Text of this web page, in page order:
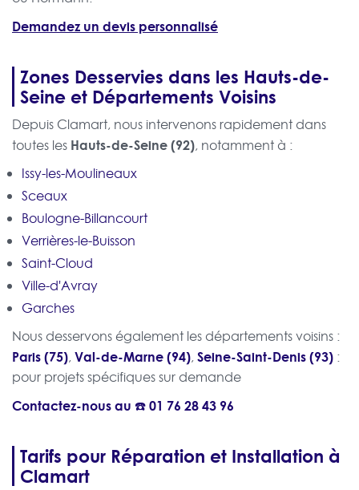
Demandez un devis personnalisé
Zones Desservies dans les Hauts-de-
Seine et Départements Voisins
Depuis Clamart, nous intervenons rapidement dans
toutes les Hauts-de-Seine (92), notamment à :
Issy-les-Moulineaux
Sceaux
Boulogne-Billancourt
Verrières-le-Buisson
Saint-Cloud
Ville-d'Avray
Garches
Nous desservons également les départements voisins :
Paris (75), Val-de-Marne (94), Seine-Saint-Denis (93) :
pour projets spécifiques sur demande
Contactez-nous au ☎️01 76 28 43 96
Tarifs pour Réparation et Installation à
Clamart